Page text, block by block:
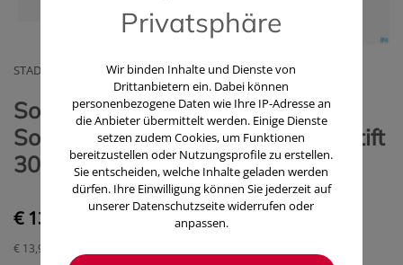
STADA ARZNEIMITTEL GMBH, OTC
Sonnenprodukte Ladival/aktiv
Sonne+Kälte LSF 50+ Creme & Stift
30ml+3,2g 1 Stück
€ 13,90
€ 13,90
Privatsphäre
Wir binden Inhalte und Dienste von
Drittanbietern ein. Dabei können
personenbezogene Daten wie Ihre IP-Adresse an
die Anbieter übermittelt werden. Einige Dienste
setzen zudem Cookies, um Funktionen
bereitzustellen oder Nutzungsprofile zu erstellen.
Sie entscheiden, welche Inhalte geladen werden
dürfen. Ihre Einwilligung können Sie jederzeit auf
unserer Datenschutzseite widerrufen oder
anpassen.